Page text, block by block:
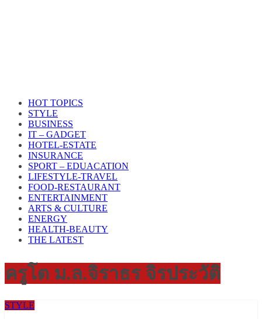
HOT TOPICS
STYLE
BUSINESS
IT – GADGET
HOTEL-ESTATE
INSURANCE
SPORT – EDUACATION
LIFESTYLE​-TRAVEL​
FOOD-RESTAURANT
ENTERTAINMENT
ARTS & CULTURE
ENERGY
HEALTH​-BEAUTY
THE LATEST
ครูโต ม.ล.จิราธร จิรประวัติ
STYLE